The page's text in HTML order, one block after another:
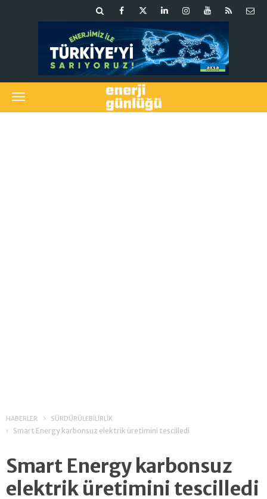
HABERLER SÜRDÜRÜLEBİLİRLİK
Smart Energy karbonsuz elektrik üretimini tescilledi
Smart Energy karbonsuz
elektrik üretimini tescilledi